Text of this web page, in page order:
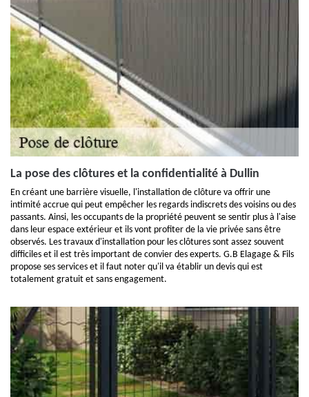
La pose des clôtures et la confidentialité à Dullin
En créant une barrière visuelle, l'installation de clôture va offrir une
intimité accrue qui peut empêcher les regards indiscrets des voisins ou des
passants. Ainsi, les occupants de la propriété peuvent se sentir plus à l'aise
dans leur espace extérieur et ils vont profiter de la vie privée sans être
observés. Les travaux d'installation pour les clôtures sont assez souvent
difficiles et il est très important de convier des experts. G.B Elagage & Fils
propose ses services et il faut noter qu'il va établir un devis qui est
totalement gratuit et sans engagement.